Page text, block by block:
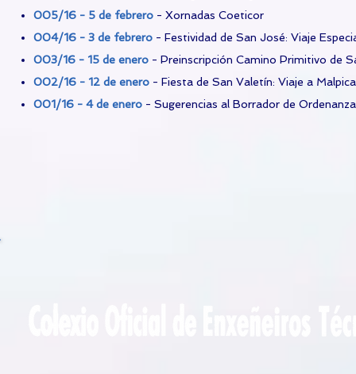
005/16 - 5 de febrero - Xornadas Coeticor
004/16 - 3 de febrero - Festividad de San José: Viaje
003/16 - 15 de enero - Preinscripción Camino Primitivo de
002/16 - 12 de enero - Fiesta de San Valetín: Viaje a Malpica
001/16 - 4 de enero - Sugerencias al Borrador de